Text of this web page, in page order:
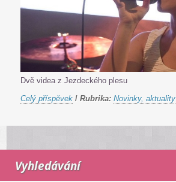
Dvě videa z Jezdeckého plesu
Celý příspěvek / Rubrika: Novinky, aktuality
Vyhledávání